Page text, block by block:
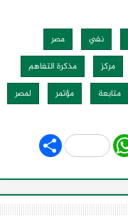
نفي
مصر
مركز
مذكرة التفاهم
متابعة مؤتمر
لمصر
Share